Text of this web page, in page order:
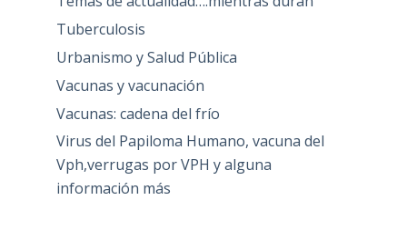
Tuberculosis
Urbanismo y Salud Pública
Vacunas y vacunación
Vacunas: cadena del frío
Virus del Papiloma Humano, vacuna del
Vph,verrugas por VPH y alguna
información más